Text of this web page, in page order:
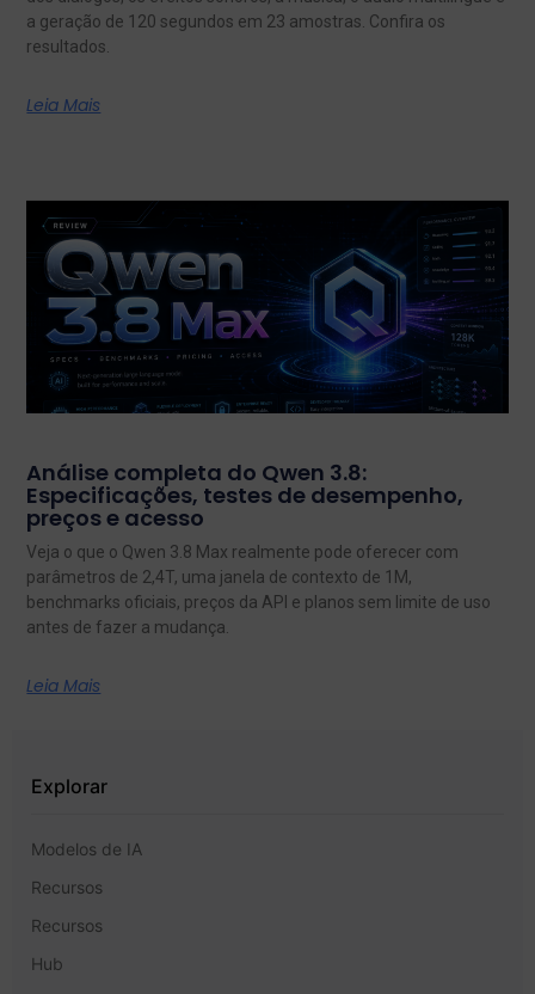
a geração de 120 segundos em 23 amostras. Confira os
resultados.
Leia Mais
Análise completa do Qwen 3.8:
Especificações, testes de desempenho,
preços e acesso
Veja o que o Qwen 3.8 Max realmente pode oferecer com
parâmetros de 2,4T, uma janela de contexto de 1M,
benchmarks oficiais, preços da API e planos sem limite de uso
antes de fazer a mudança.
Leia Mais
Explorar
Modelos de IA
Recursos
Recursos
Hub